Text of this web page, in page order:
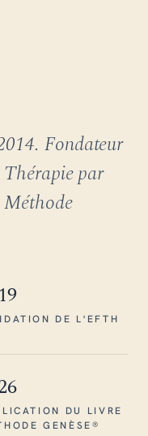
Fondateur
par
DE L'EFTH
DU LIVRE
GENÈSE®